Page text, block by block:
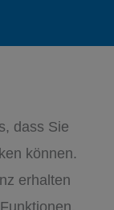
dass Sie
können.
erhalten